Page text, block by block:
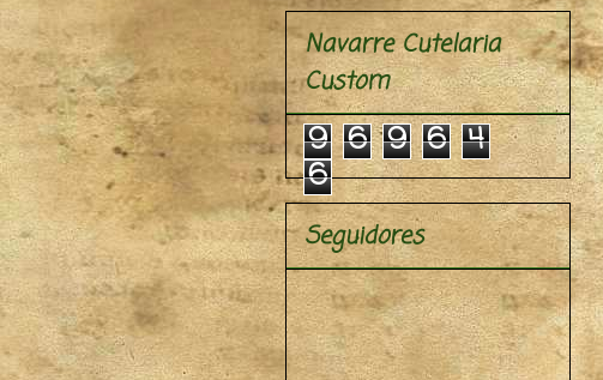
Navarre Cutelaria
Custom
9 6 9 6 4
6
Seguidores